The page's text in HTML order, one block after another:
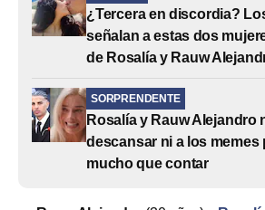
¿Tercera en discordia?
señalan a estas dos
de Rosalía y Rauw
SORPRENDENTE
Rosalía y Rauw Alejandro
descansar ni a los memes
mucho que contar